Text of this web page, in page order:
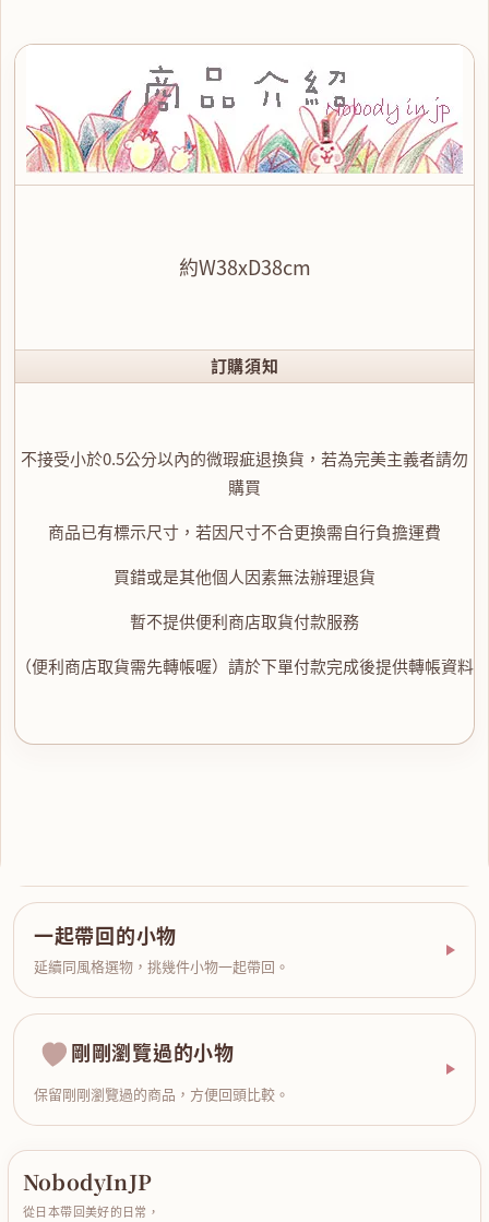
約W38xD38cm
訂購須知
不接受小於0.5公分以內的微瑕疵退換貨，若為完美主義者請勿
購買
商品已有標示尺寸，若因尺寸不合更換需自行負擔運費
買錯或是其他個人因素無法辦理退貨
暫不提供便利商店取貨付款服務
（便利商店取貨需先轉帳喔）請於下單付款完成後提供轉帳資料
一起帶回的小物
延續同風格選物，挑幾件小物一起帶回。
剛剛瀏覽過的小物
保留剛剛瀏覽過的商品，方便回頭比較。
NobodyInJP
從日本帶回美好的日常，